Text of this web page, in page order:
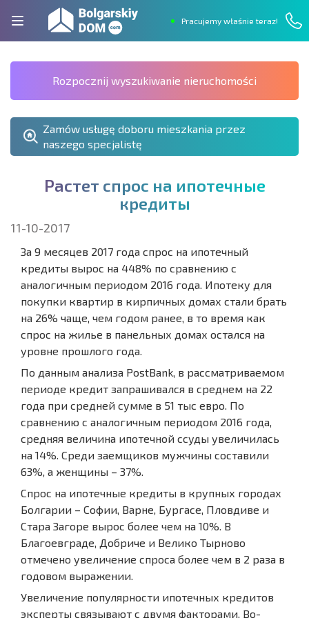
Pracujemy właśnie teraz!
Rozpocznij wyszukiwanie nieruchomości
Zamów usługę doboru mieszkania przez
naszego specjalistę
Растет спрос на ипотечные
кредиты
11-10-2017
За 9 месяцев 2017 года спрос на ипотечный
кредиты вырос на 448% по сравнению с
аналогичным периодом 2016 года. Ипотеку для
покупки квартир в кирпичных домах стали брать
на 26% чаще, чем годом ранее, в то время как
спрос на жилье в панельных домах остался на
уровне прошлого года.
По данным анализа PostBank, в рассматриваемом
периоде кредит запрашивался в среднем на 22
года при средней сумме в 51 тыс евро. По
сравнению с аналогичным периодом 2016 года,
средняя величина ипотечной ссуды увеличилась
на 14%. Среди заемщиков мужчины составили
63%, а женщины – 37%.
Спрос на ипотечные кредиты в крупных городах
Болгарии – Софии, Варне, Бургасе, Пловдиве и
Стара Загоре вырос более чем на 10%. В
Благоевграде, Добриче и Велико Тырново
отмечено увеличение спроса более чем в 2 раза в
годовом выражении.
Увеличение популярности ипотечных кредитов
эксперты связывают с двумя факторами. Во-